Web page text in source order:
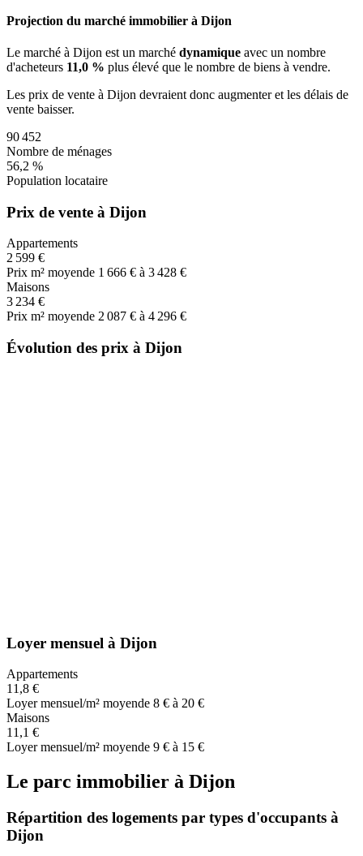
Projection du marché immobilier à Dijon
Le marché à Dijon est un marché dynamique avec un nombre
d'acheteurs 11,0 % plus élevé que le nombre de biens à vendre.
Les prix de vente à Dijon devraient donc augmenteret les délais de
vente baisser.
90 452
Nombre de ménages
56,2 %
Population locataire
Prix de vente à Dijon
Appartements
2 599 €
Prix m² moyende 1 666 € à 3 428 €
Maisons
3 234 €
Prix m² moyende 2 087 € à 4 296 €
Évolution des prix à Dijon
Loyer mensuel à Dijon
Appartements
11,8 €
Loyer mensuel/m² moyende 8 € à 20 €
Maisons
11,1 €
Loyer mensuel/m² moyende 9 € à 15 €
Le parc immobilier à Dijon
Répartition des logements par types d'occupants à
Dijon